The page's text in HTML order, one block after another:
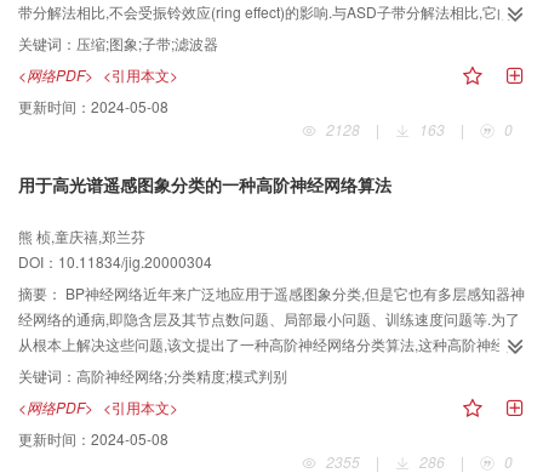
带分解法相比,不会受振铃效应(ring effect)的影响.与ASD子带分解法相比,它的
复杂度低,且采用了自适应压扩量化.通过与JPEG的比较显示,该方法在高保真压
缩(压缩率约4倍)的情况下,其PSNR和视觉效果接近于JPEG,而在复杂度、抗通
道错误鲁棒性方面则明显优于JPEG.
关键词： 压缩;图象;子带;滤波器
<网络PDF> <引用本文>
更新时间： 2024-05-08
2128
| 163 | 0
用于高光谱遥感图象分类的一种高阶神经网络算法
熊 桢,童庆禧,郑兰芬
DOI：10.11834/jig.20000304
摘要： BP神经网络近年来广泛地应用于遥感图象分类,但是它也有多层感知器神
经网络的通病,即隐含层及其节点数问题、局部最小问题、训练速度问题等.为了
从根本上解决这些问题,该文提出了一种高阶神经网络分类算法,这种高阶神经网
络没有隐含层,从而也就没有了隐含层及其节点数的问题;它的模式划分界面是非
线性的,从根本上解决了局部最小问题;同时它的训练速度更快,分类精度更高.该
文详细介绍了这种高阶神经网络的构造、学习方法、模式分类方法和流程控制,
并利用北京市沙河镇地区的高光谱数据进行了分类实验,取得了很好的结果。
关键词： 高阶神经网络;分类精度;模式判别
<网络PDF> <引用本文>
更新时间： 2024-05-08
2355
| 286 | 0